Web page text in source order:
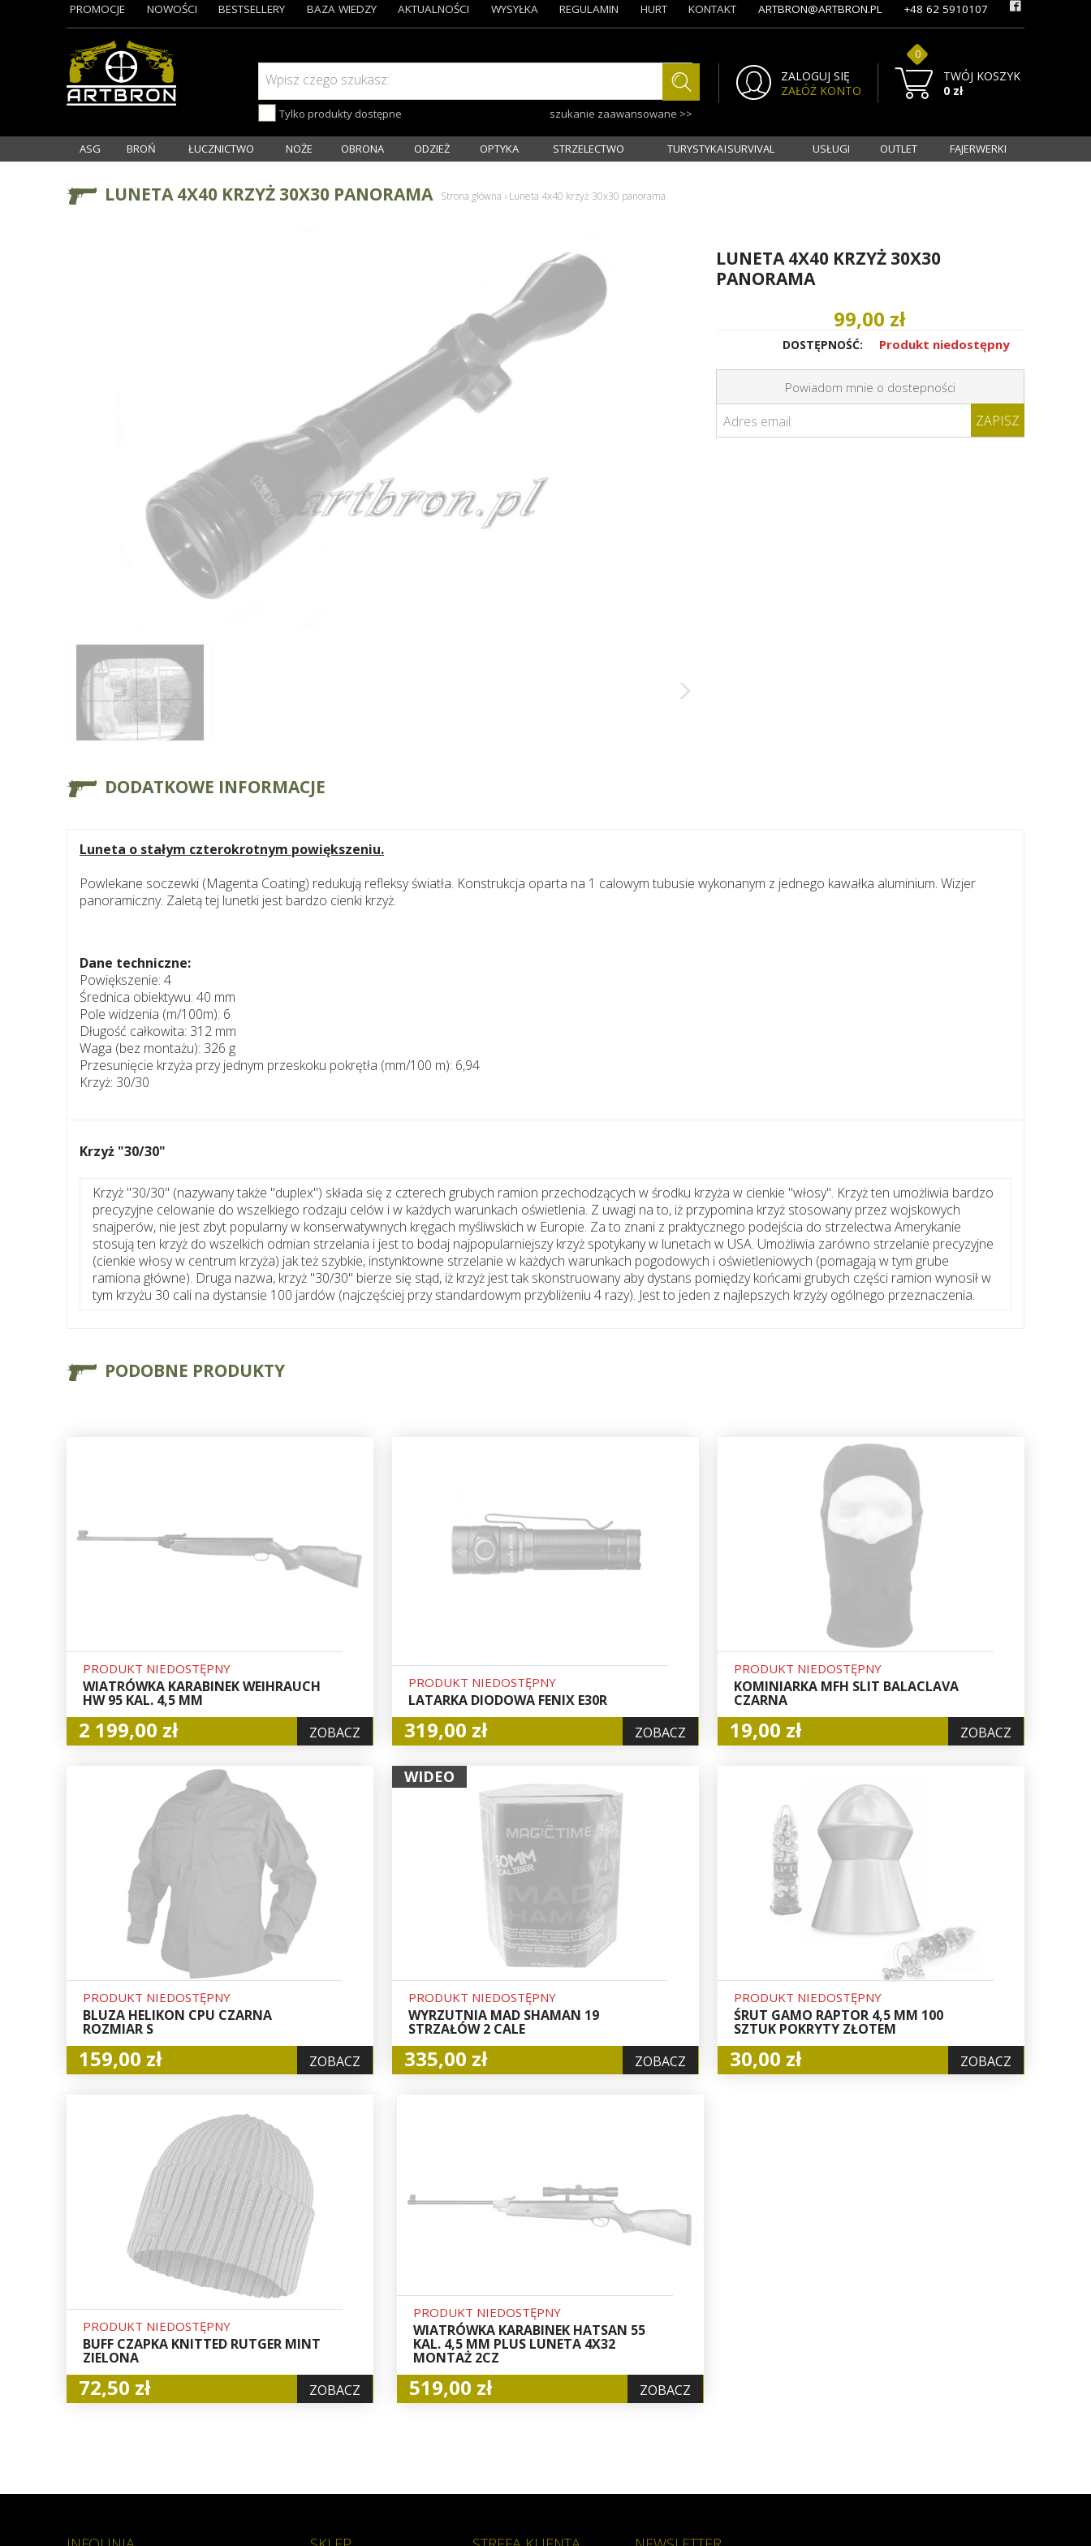
Wpisz czego szukasz:
Tylko produkty dostępne szukanie zaawansowane >>
ZALOGUJ SIĘ
ZAŁÓŻ KONTO
TWÓJ KOSZYK
0
0 zł
PROMOCJE NOWOŚCI BESTSELLERY BAZA WIEDZY AKTUALNOŚCI WYSYŁKA REGULAMIN HURT KONTAKT ARTBRON@ARTBRON.PL +48 62 5910107
ASG BROŃ ŁUCZNICTWO NOŻE OBRONA ODZIEŻ OPTYKA STRZELECTWO TURYSTYKA I SURVIVAL USŁUGI OUTLET FAJERWERKI
LUNETA 4X40 KRZYŻ 30X30 PANORAMA Strona główna › Luneta 4x40 krzyż 30x30 panorama
LUNETA 4X40 KRZYŻ 30X30
PANORAMA
99,00 zł
DOSTĘPNOŚĆ: Produkt niedostępny
Powiadom mnie o dostepności
Adres email: ZAPISZ
DODATKOWE INFORMACJE
Luneta o stałym czterokrotnym powiększeniu.
Powlekane soczewki (Magenta Coating) redukują refleksy światła. Konstrukcja oparta na 1 calowym tubusie wykonanym z jednego kawałka aluminium. Wizjer
panoramiczny. Zaletą tej lunetki jest bardzo cienki krzyż.
Dane techniczne:
Powiększenie: 4
Średnica obiektywu: 40 mm
Pole widzenia (m/100m): 6
Długość całkowita: 312 mm
Waga (bez montażu): 326 g
Przesunięcie krzyża przy jednym przeskoku pokrętła (mm/100 m): 6,94
Krzyż: 30/30
Krzyż "30/30"
Krzyż "30/30" (nazywany także "duplex") składa się z czterech grubych ramion przechodzących w środku krzyża w cienkie "włosy". Krzyż ten umożliwia bardzo
precyzyjne celowanie do wszelkiego rodzaju celów i w każdych warunkach oświetlenia. Z uwagi na to, iż przypomina krzyż stosowany przez wojskowych
snajperów, nie jest zbyt popularny w konserwatywnych kręgach myśliwskich w Europie. Za to znani z praktycznego podejścia do strzelectwa Amerykanie
stosują ten krzyż do wszelkich odmian strzelania i jest to bodaj najpopularniejszy krzyż spotykany w lunetach w USA. Umożliwia zarówno strzelanie precyzyjne
(cienkie włosy w centrum krzyża) jak też szybkie, instynktowne strzelanie w każdych warunkach pogodowych i oświetleniowych (pomagają w tym grube
ramiona główne). Druga nazwa, krzyż "30/30" bierze się stąd, iż krzyż jest tak skonstruowany aby dystans pomiędzy końcami grubych części ramion wynosił w
tym krzyżu 30 cali na dystansie 100 jardów (najczęściej przy standardowym przybliżeniu 4 razy). Jest to jeden z najlepszych krzyży ogólnego przeznaczenia.
PODOBNE PRODUKTY
PRODUKT NIEDOSTĘPNY
WIATRÓWKA KARABINEK WEIHRAUCH
HW 95 KAL. 4,5 MM
2 199,00 zł ZOBACZ
PRODUKT NIEDOSTĘPNY
LATARKA DIODOWA FENIX E30R
319,00 zł ZOBACZ
PRODUKT NIEDOSTĘPNY
KOMINIARKA MFH SLIT BALACLAVA
CZARNA
19,00 zł ZOBACZ
PRODUKT NIEDOSTĘPNY
BLUZA HELIKON CPU CZARNA
ROZMIAR S
159,00 zł ZOBACZ
WIDEO
PRODUKT NIEDOSTĘPNY
WYRZUTNIA MAD SHAMAN 19
STRZAŁÓW 2 CALE
335,00 zł ZOBACZ
PRODUKT NIEDOSTĘPNY
ŚRUT GAMO RAPTOR 4,5 MM 100
SZTUK POKRYTY ZŁOTEM
30,00 zł ZOBACZ
PRODUKT NIEDOSTĘPNY
BUFF CZAPKA KNITTED RUTGER MINT
ZIELONA
72,50 zł ZOBACZ
PRODUKT NIEDOSTĘPNY
WIATRÓWKA KARABINEK HATSAN 55
KAL. 4,5 MM PLUS LUNETA 4X32
MONTAŻ 2CZ
519,00 zł ZOBACZ